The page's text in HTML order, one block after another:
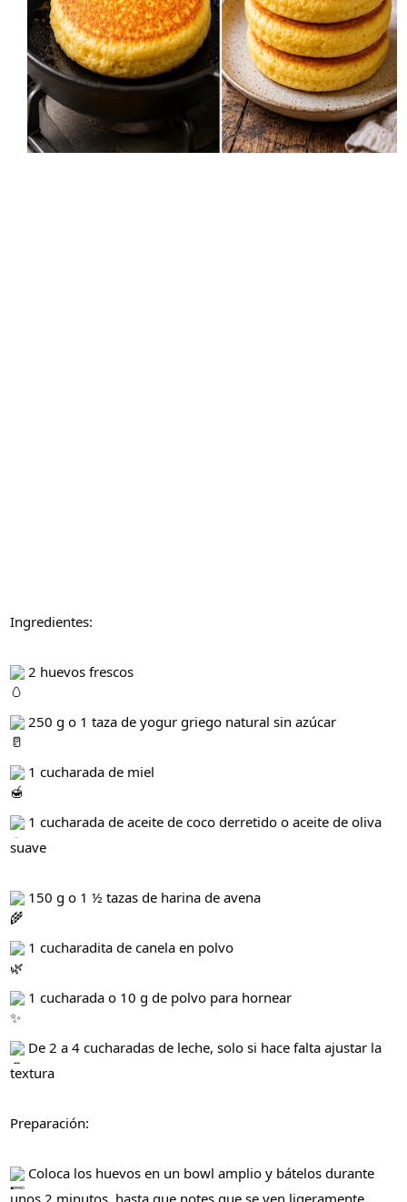
Ingredientes:
2 huevos frescos
250 g o 1 taza de yogur griego natural sin azúcar
1 cucharada de miel
1 cucharada de aceite de coco derretido o aceite de oliva
suave
150 g o 1 ½ tazas de harina de avena
1 cucharadita de canela en polvo
1 cucharada o 10 g de polvo para hornear
De 2 a 4 cucharadas de leche, solo si hace falta ajustar la
textura
Preparación:
Coloca los huevos en un bowl amplio y bátelos durante
unos 2 minutos, hasta que notes que se ven ligeramente